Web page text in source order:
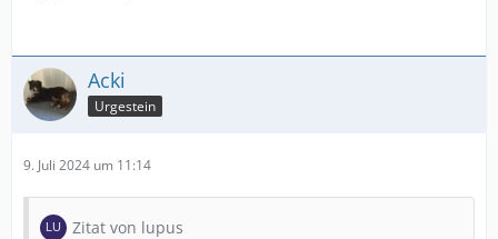
Acki
Urgestein
9. Juli 2024 um 11:14
Zitat von lupus